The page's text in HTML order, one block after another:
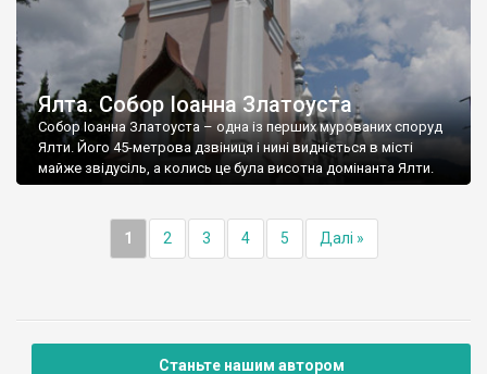
Ялта. Собор Іоанна Златоуста
Собор Іоанна Златоуста – одна із перших мурованих споруд
Ялти. Його 45-метрова дзвіниця і нині видніється в місті
майже звідусіль, а колись це була висотна домінанта Ялти.
1 2 3 4 5 Далі »
Станьте нашим автором